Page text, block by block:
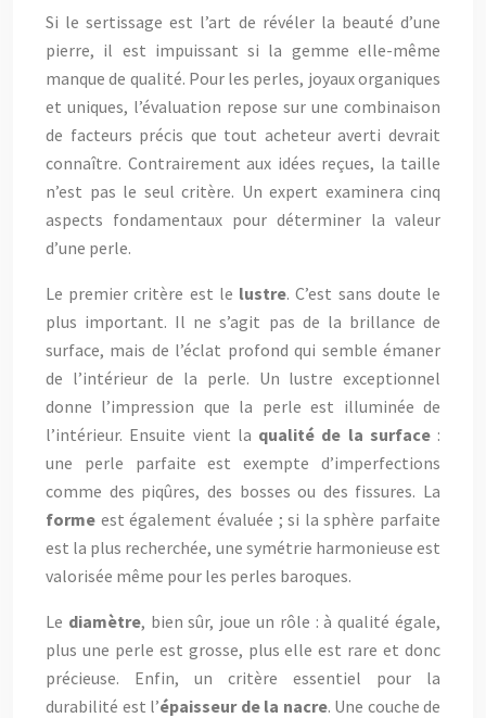
Si le sertissage est l’art de révéler la beauté d’une
pierre, il est impuissant si la gemme elle-même
manque de qualité. Pour les perles, joyaux organiques
et uniques, l’évaluation repose sur une combinaison
de facteurs précis que tout acheteur averti devrait
connaître. Contrairement aux idées reçues, la taille
n’est pas le seul critère. Un expert examinera cinq
aspects fondamentaux pour déterminer la valeur
d’une perle.
Le premier critère est le lustre. C’est sans doute le
plus important. Il ne s’agit pas de la brillance de
surface, mais de l’éclat profond qui semble émaner
de l’intérieur de la perle. Un lustre exceptionnel
donne l’impression que la perle est illuminée de
l’intérieur. Ensuite vient la qualité de la surface:
une perle parfaite est exempte d’imperfections
comme des piqûres, des bosses ou des fissures. La
forme est également évaluée ; si la sphère parfaite
est la plus recherchée, une symétrie harmonieuse est
valorisée même pour les perles baroques.
Le diamètre, bien sûr, joue un rôle : à qualité égale,
plus une perle est grosse, plus elle est rare et donc
précieuse. Enfin, un critère essentiel pour la
durabilité est l’épaisseur de la nacre. Une couche de